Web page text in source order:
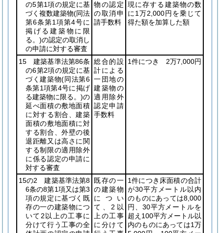
の5第1項の規定に基
づく複数建築物(同法
第6条第1項第4号に
掲げる建築物に限
る。)の認定の取消し
の申請に対する審査
物の認定
の取消申
請手数料
現に存する建築物の数
に1万2,000円を乗じて
得た額を加算した額
15 建築基準法第86条
の6第2項の規定に基
づく建築物(同法第6
条第1項第4号に掲げ
る建築物に限る。)の
延べ面積の敷地面積
に対する割合、建築
面積の敷地面積に対
する割合、外壁の後
退距離又は高さに関
する制限の適用除外
に係る認定の申請に
対する審査
総合的設
計による
一団地の
建築物の
適用除外
認定申請
手数料
1件につき 2万7,000円
15の2 建築基準法第8
6条の8第1項又は第3
項の規定に基づく既
存の一の建築物につ
いて2以上の工事に
分けて行う工事の全
既存の一
の建築物
につい
て、2以
上の工事
に分けて
1件につき床面積の合計
が30平方メートル以内
のものにあっては8,000
円、30平方メートルを
超え100平方メートル以
内のものにあっては1万